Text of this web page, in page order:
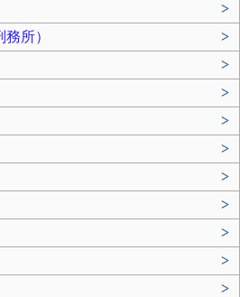
>
所）
>
>
>
>
>
>
>
>
>
>